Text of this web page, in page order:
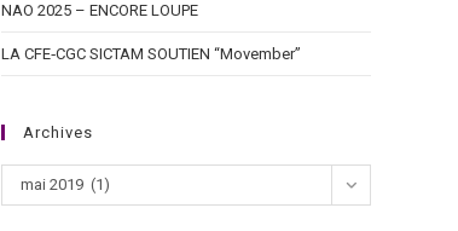
NAO 2025 – ENCORE LOUPE
LA CFE‑CGC SICTAM SOUTIEN “Movember”
Archives
mai 2019 (1)